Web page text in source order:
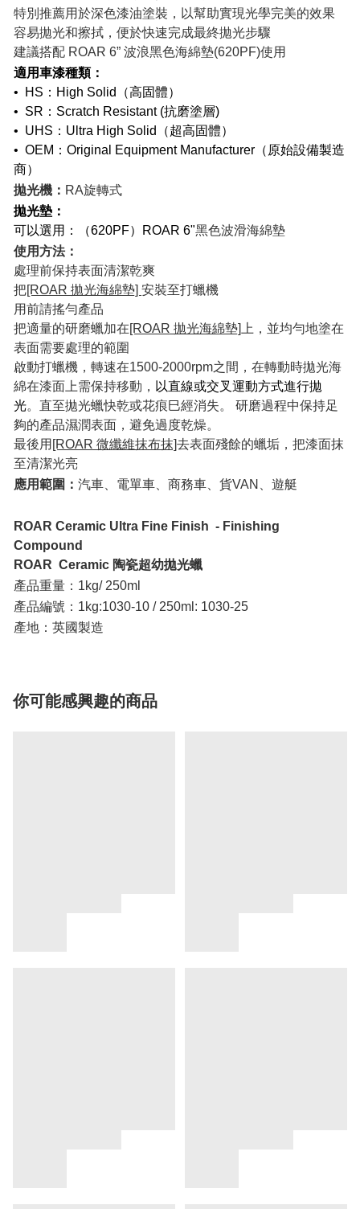
特別推薦用於深色漆油塗裝，以幫助實現光學完美的效果
容易拋光和擦拭，便於快速完成最終拋光步驟
建議搭配 ROAR 6” 波浪黑色海綿墊(620PF)使用
適用車漆種類：
• HS：High Solid（高固體）
• SR：Scratch Resistant (抗磨塗層)
• UHS：Ultra High Solid（超高固體）
• OEM：Original Equipment Manufacturer（原始設備製造
商）
拋光機： RA旋轉式
拋光墊：
可以選用：（620PF）ROAR 6"黑色波滑海綿墊
使用方法：
處理前保持表面清潔乾爽
把[ROAR 拋光海綿墊] 安裝至打蠟機
用前請搖勻產品
把適量的研磨蠟加在[ROAR 拋光海綿墊] 上，並均勻地塗在
表面需要處理的範圍
啟動打蠟機，轉速在1500-2000rpm之間，在轉動時拋光海
綿在漆面上需保持移動， 以直線或交叉運動方式進行拋
光。直至拋光蠟快乾或花痕巳經消失。 研磨過程中保持足
夠的產品濕潤表面，避免過度乾燥。
最後用 [ROAR 微纖維抹布抹]去表面殘餘的蠟垢，把漆面抹
至清潔光亮
應用範圍： 汽車、電單車、商務車、貨VAN、遊艇
ROAR Ceramic Ultra Fine Finish - Finishing
Compound
ROAR Ceramic 陶瓷超幼拋光蠟
產品重量：1kg/ 250ml
產品編號：1kg:1030-10 / 250ml: 1030-25
產地：英國製造
你可能感興趣的商品